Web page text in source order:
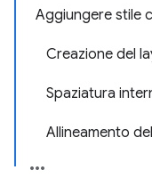
Aggiungere stile
Creazione del
Spaziatura
Allineamento